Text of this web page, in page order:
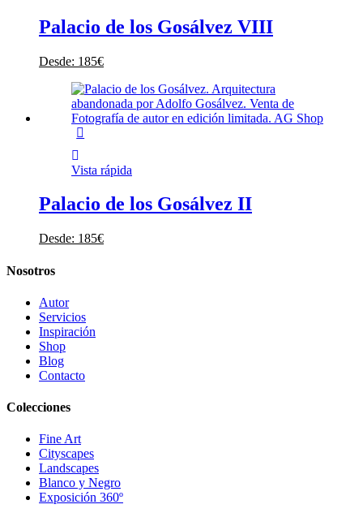
Palacio de los Gosálvez VIII
Desde: 185€
Vista rápida
Palacio de los Gosálvez II
Desde: 185€
Nosotros
Autor
Servicios
Inspiración
Shop
Blog
Contacto
Colecciones
Fine Art
Cityscapes
Landscapes
Blanco y Negro
Exposición 360º